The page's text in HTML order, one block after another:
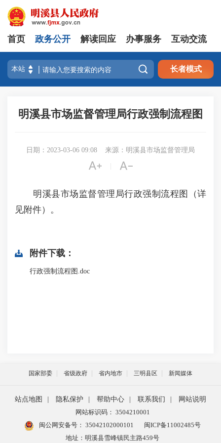
首页 政务公开 解读回应 办事服务 互动交流
 长者模式
明溪县市场监督管理局行政强制流程图
日期：2023-03-06 09:08 来源：明溪县市场监督管理局
 
明溪县市场监督管理局行政强制流程图（详
见附件）。
附件下载：
行政强制流程图.doc
国家部委 省级政府 省内地市 三明县区 新闻媒体
站点地图 隐私保护 帮助中心 联系我们
网站说明
网站标识码： 3504210001
闽公网安备号： 35042102000101
闽ICP备11002485号
地址：明溪县雪峰镇民主路459号